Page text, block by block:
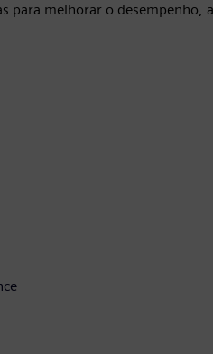
para melhorar o desempenho,